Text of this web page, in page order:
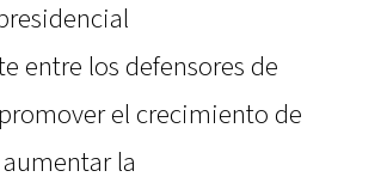
entre los defensores de
el crecimiento de
la